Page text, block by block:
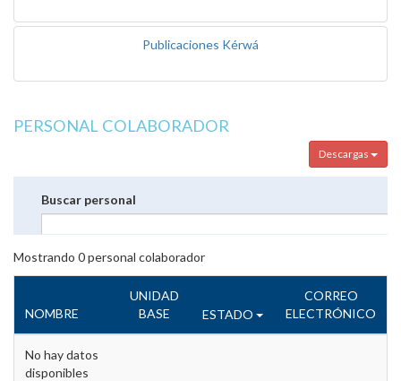
Publicaciones Kérwá
PERSONAL COLABORADOR
Descargas
Buscar personal
Mostrando 0personal colaborador
NOMBRE
UNIDAD
BASE
ESTADO
CORREO
ELECTRÓNICO
No hay datos
disponibles